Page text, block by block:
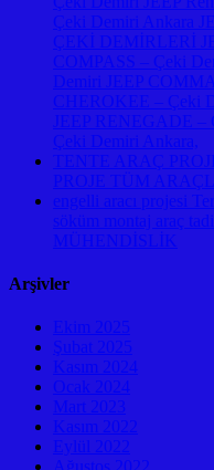
Çeki Demiri Ankara
ÇEKİ DEMİRLERİ
COMPASS – Çeki
Demiri JEEP
CHEROKEE – Çeki
JEEP RENEGADE
Çeki Demiri Ankara,
TENTE ARAÇ
PROJE TÜM
engelli aracı projesi
söküm montaj araç
MÜHENDİSLİK
Arşivler
Ekim 2025
Şubat 2025
Kasım 2024
Ocak 2024
Mart 2023
Kasım 2022
Eylül 2022